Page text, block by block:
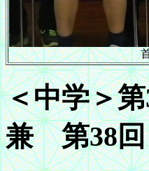
＜中学＞
兼 第38回